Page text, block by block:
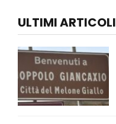
ULTIMI ARTICOLI